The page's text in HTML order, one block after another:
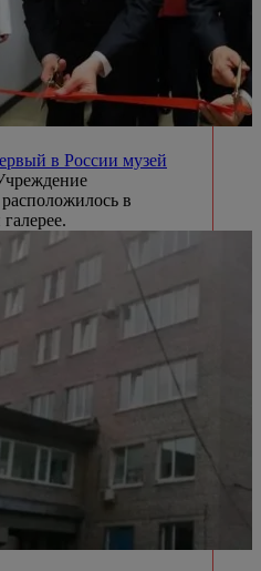
в России музей
в